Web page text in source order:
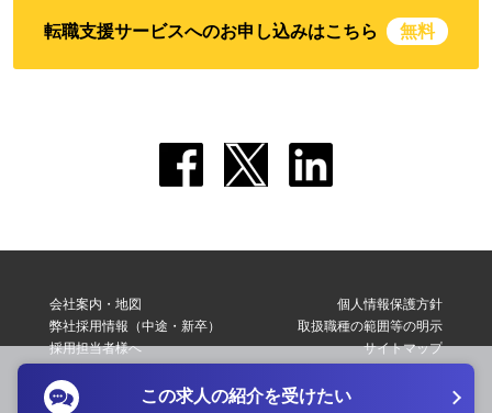
転職支援サービスへのお申し込みはこちら 無料
会社案内・地図
弊社採用情報（中途・新卒）
採用担当者様へ
転職支援サービス利用規約
個人情報保護方針
取扱職種の範囲等の明示
サイトマップ
お問い合わせ
この求人の紹介を受けたい